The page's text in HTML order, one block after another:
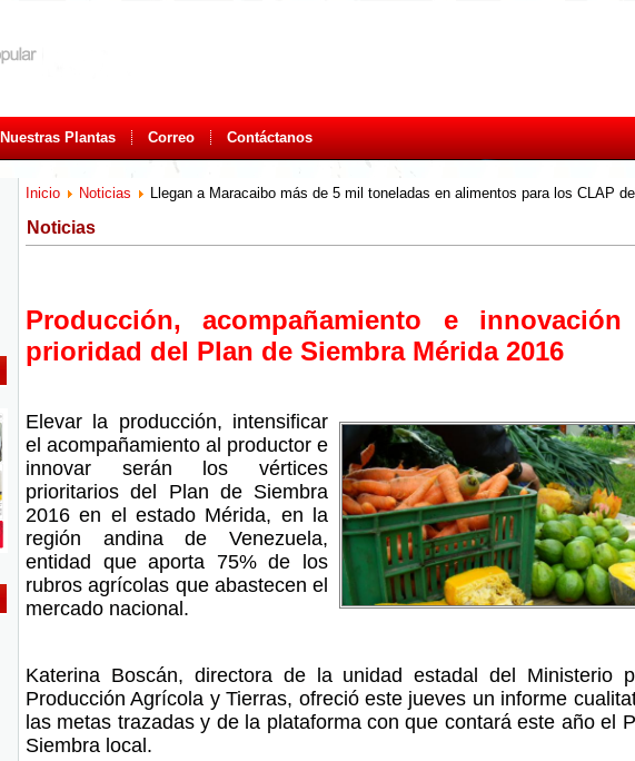
Nuestras Plantas Correo Contáctanos
Inicio Noticias Llegan a Maracaibo más de 5 mil toneladas en alimentos para los CLAP
Noticias
Producción, acompañamiento e
prioridad del Plan de Siembra Mérida 2016
Elevar la producción, intensificar
el acompañamiento al productor e
innovar serán los vértices
prioritarios del Plan de Siembra
2016 en el estado Mérida, en la
región andina de Venezuela,
entidad que aporta 75% de los
rubros agrícolas que abastecen el
mercado nacional.
Katerina Boscán, directora de la unidad estadal del Ministerio
Producción Agrícola y Tierras, ofreció este jueves un informe
las metas trazadas y de la plataforma con que contará este año el
Siembra local.